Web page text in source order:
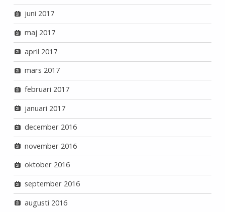
juni 2017
maj 2017
april 2017
mars 2017
februari 2017
januari 2017
december 2016
november 2016
oktober 2016
september 2016
augusti 2016